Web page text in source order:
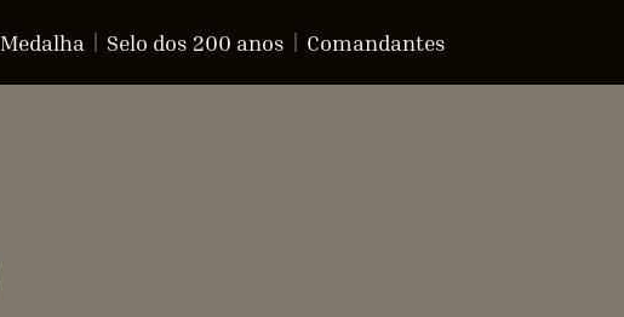
Medalha Selo dos 200 anos Comandantes